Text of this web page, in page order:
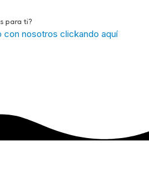
para ti?
nosotros clickando aquí